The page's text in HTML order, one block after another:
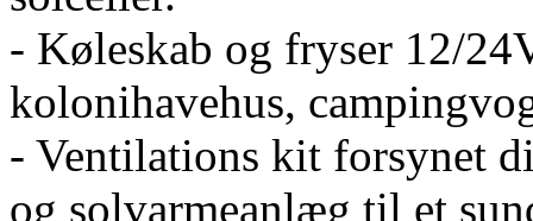
- Køleskab og fryser 12/
kolonihavehus,
- Ventilations kit forsynet
og solvarmeanlæg til et